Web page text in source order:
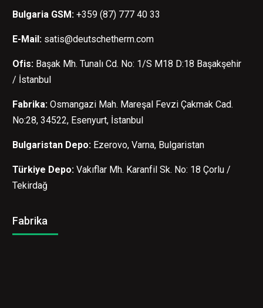
Bulgaria GSM: +359 (87) 777 40 33
E-Mail: satis@deutschetherm.com
Ofis: Başak Mh. Tunalı Cd. No: 1/S M18 D:18 Başakşehir
/ İstanbul
Fabrika: Osmangazi Mah. Mareşal Fevzi Çakmak Cad.
No:28, 34522, Esenyurt, İstanbul
Bulgaristan Depo: Ezerovo, Varna, Bulgaristan
Türkiye Depo: Vakıflar Mh. Karanfil Sk. No: 18 Çorlu /
Tekirdağ
Fabrika